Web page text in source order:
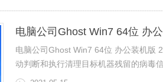
电脑公司Ghost Win7 64位 办
电脑公司Ghost Win7 64位 办公装机版
动判断和执行清理目标机器残留的病毒